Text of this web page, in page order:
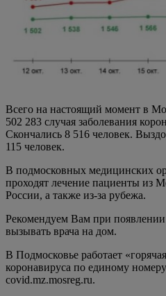
Всего на настоящий момент в
502 283 случая заболевания
Скончались 8 516 человек.
115 человек.
В подмосковных медицинских
проходят лечение пациенты из
России, а также из-за рубежа.
Рекомендуем Вам при
вызывать врача на дом.
В Подмосковье работает
коронавируса по единому
covid.mz.mosreg.ru.